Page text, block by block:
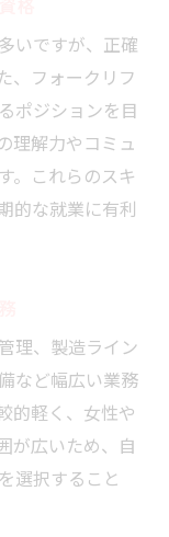
いですが、正確
、フォークリフ
ポジションを目
理解力やコミュ
。これらのスキ
的な就業に有利
理、製造ライン
など幅広い業務
的軽く、女性や
が広いため、自
選択すること